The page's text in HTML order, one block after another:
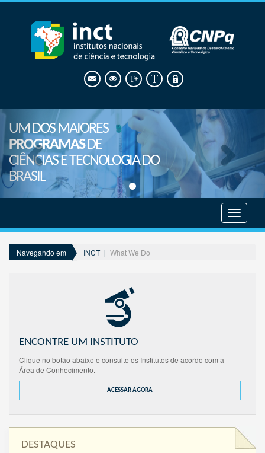
UM DOS MAIORES
PROGRAMASDE
CIÊNCIAS E TECNOLOGIA DO
BRASIL
menu
Navegando em INCT What We Do
ENCONTRE UM INSTITUTO
Clique no botão abaixo e consulte os Institutos de acordo com a
Área de Conhecimento.
ACESSAR AGORA
DESTAQUES